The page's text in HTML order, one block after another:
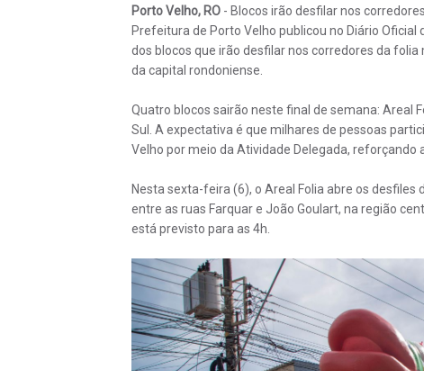
Porto Velho, RO- Blocos irão desfilar nos
Prefeitura de Porto Velho publicou no Diário
dos blocos que irão desfilar nos corredores da
da capital rondoniense.
Quatro blocos sairão neste final de semana: Areal
Sul. A expectativa é que milhares de pessoas
Velho por meio da Atividade Delegada, reforçando
Nesta sexta-feira (6), o Areal Folia abre os desfiles
entre as ruas Farquar e João Goulart, na região
está previsto para as 4h.